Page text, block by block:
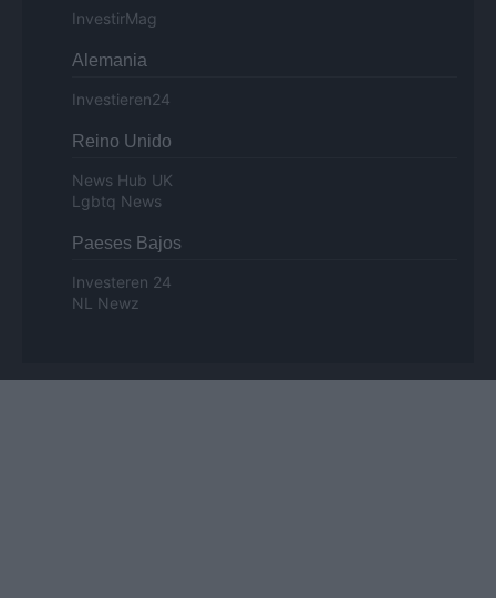
InvestirMag
Alemania
Investieren24
Reino Unido
News Hub UK
Lgbtq News
Paeses Bajos
Investeren 24
NL Newz